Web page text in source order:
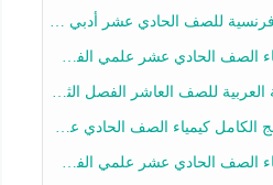
الحادي عشر أدبي الفصل الثاني 2025-2026
عشر علمي الفصل الثاني 2025-2026
للصف العاشر الفصل الثاني 2025-2026
الصف الحادي عشر علمي الفصل الثاني 2025-2026
عشر علمي الفصل الثاني 2025-2026